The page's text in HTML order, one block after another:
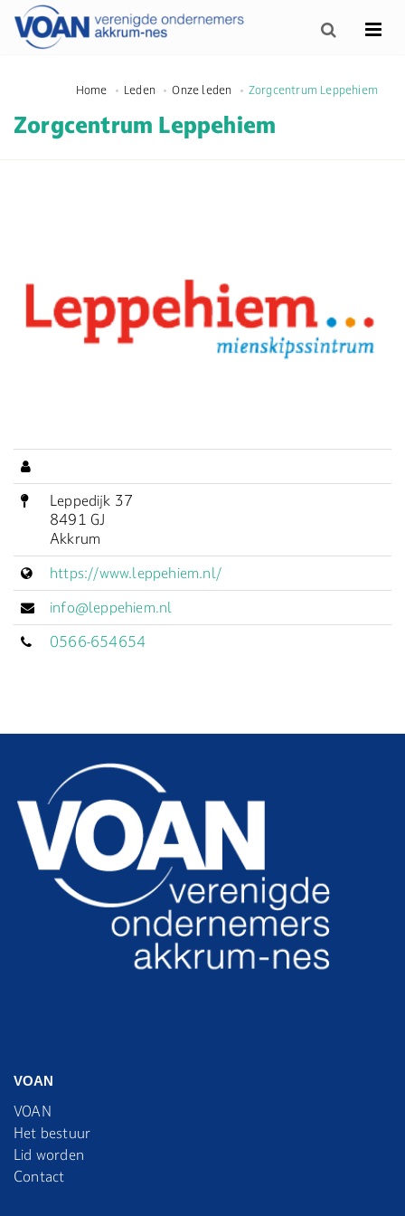
Home Leden Onze leden Zorgcentrum Leppehiem
Zorgcentrum Leppehiem
Leppedijk 37
8491 GJ
Akkrum
https://www.leppehiem.nl/
info@leppehiem.nl
0566-654654
VOAN
VOAN
Het bestuur
Lid worden
Contact